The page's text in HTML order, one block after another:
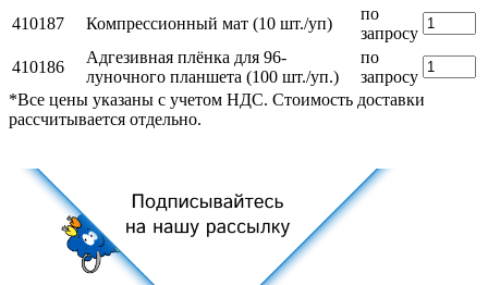
410187 Компрессионный мат (10 шт./уп)
по
запросу
410186
Адгезивная плёнка для 96-
луночного планшета (100 шт./уп.)
по
запросу
*Все цены указаны с учетом НДС. Стоимость доставки
рассчитывается отдельно.